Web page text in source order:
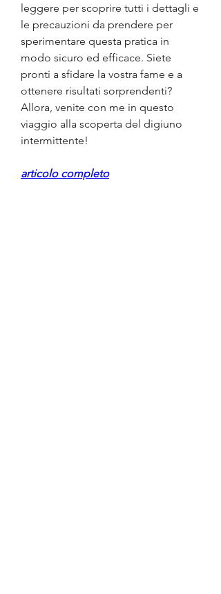
leggere per scoprire tutti i dettagli e
le precauzioni da prendere per
sperimentare questa pratica in
modo sicuro ed efficace. Siete
pronti a sfidare la vostra fame e a
ottenere risultati sorprendenti?
Allora, venite con me in questo
viaggio alla scoperta del digiuno
intermittente!
articolo completo